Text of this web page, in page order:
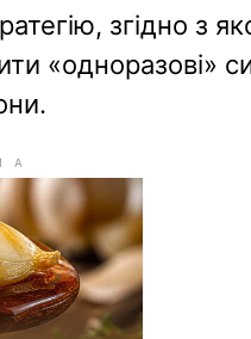
згідно з
«одноразові»